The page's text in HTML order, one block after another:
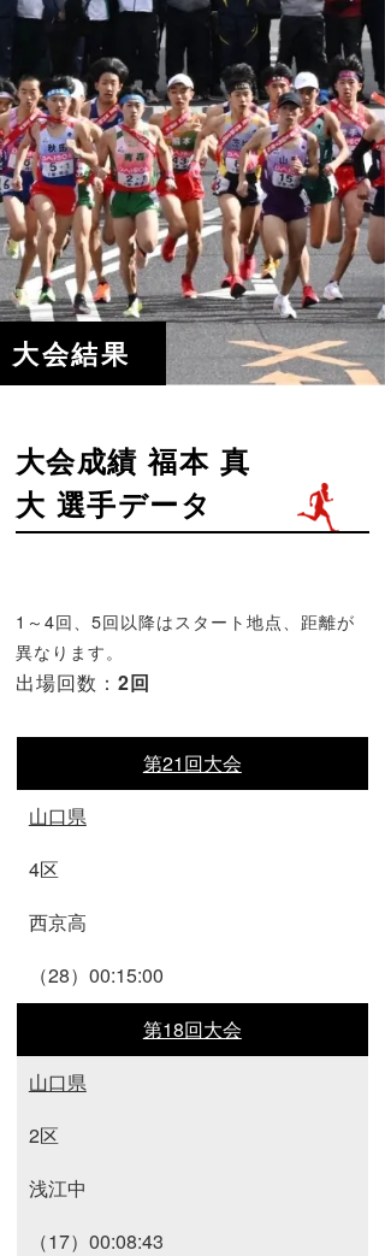
大会結果
大会成績 福本 真
大 選手データ
1～4回、5回以降はスタート地点、距離が
異なります。
出場回数： 2回
第21回大会
山口県
4区
西京高
（28）00:15:00
第18回大会
山口県
2区
浅江中
（17）00:08:43